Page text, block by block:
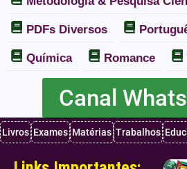
PDFs Diversos
Química Romance
Canal
Livros Exames Matérias Trabalhos